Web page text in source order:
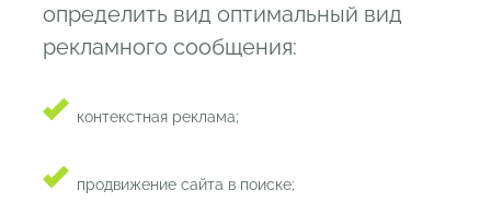
определить вид оптимальный вид
рекламного сообщения:
контекстная реклама;
продвижение сайта в поиске;